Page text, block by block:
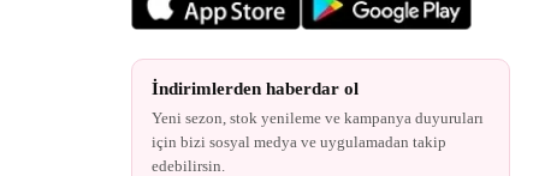
İndirimlerden haberdar ol
Yeni sezon, stok yenileme ve kampanya duyuruları
için bizi sosyal medya ve uygulamadan takip
edebilirsin.